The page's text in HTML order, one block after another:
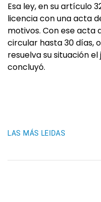
Esa ley, en su artículo
licencia con una acta
motivos. Con ese acta
circular hasta 30 días,
resuelva su situación
concluyó.
LAS MÁS LEIDAS